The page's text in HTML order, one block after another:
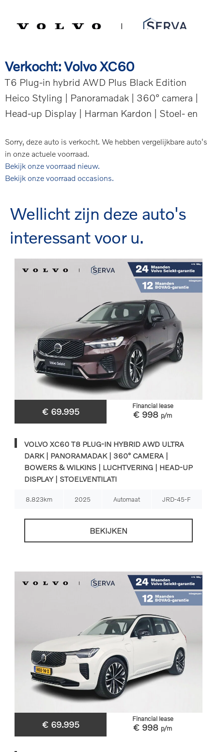
Verkocht: Volvo XC60
T6 Plug-in hybrid AWD Plus Black Edition
Heico Styling | Panoramadak | 360° camera |
Head-up Display | Harman Kardon | Stoel- en
Sorry, deze auto is verkocht. We hebben vergelijkbare auto's
in onze actuele voorraad.
Bekijk onze voorraad nieuw.
Bekijk onze voorraad occasions.
Wellicht zijn deze auto's
interessant voor u.
€ 69.995
Financial lease
€ 998 p/m
VOLVO XC60 T8 PLUG-IN HYBRID AWD ULTRA
DARK | PANORAMADAK | 360° CAMERA |
BOWERS & WILKINS | LUCHTVERING | HEAD-UP
DISPLAY | STOELVENTILATI
8.823km 2025 Automaat JRD-45-F
BEKIJKEN
€ 69.995
Financial lease
€ 998 p/m